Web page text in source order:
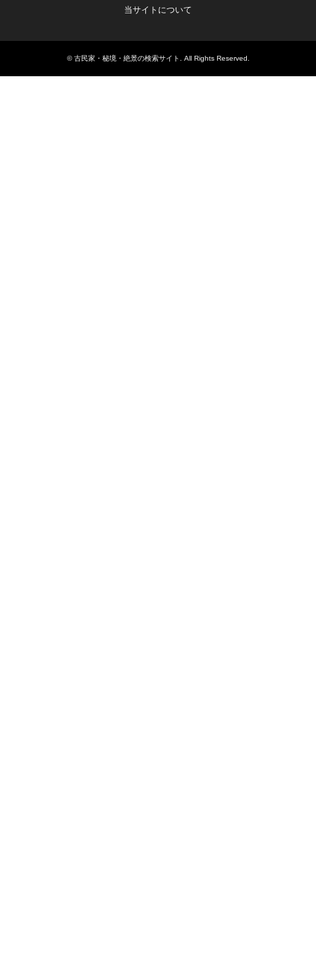
当サイトについて
©古民家・秘境・絶景の検索サイト . All Rights Reserved.